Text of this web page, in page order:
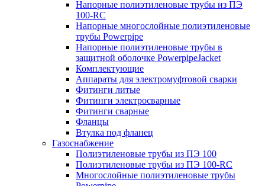
Напорные полиэтиленовые трубы из ПЭ
100-RC
Напорные многослойные полиэтиленовые
трубы Powerpipe
Напорные полиэтиленовые трубы в
защитной оболочке PowerpipeJacket
Комплектующие
Аппараты для электромуфтовой сварки
Фитинги литые
Фитинги электросварные
Фитинги сварные
Фланцы
Втулка под фланец
Газоснабжение
Полиэтиленовые трубы из ПЭ 100
Полиэтиленовые трубы из ПЭ 100-RC
Многослойные полиэтиленовые трубы